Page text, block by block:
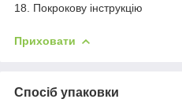
18. Покрокову інструкцію
Приховати
Спосіб упаковки